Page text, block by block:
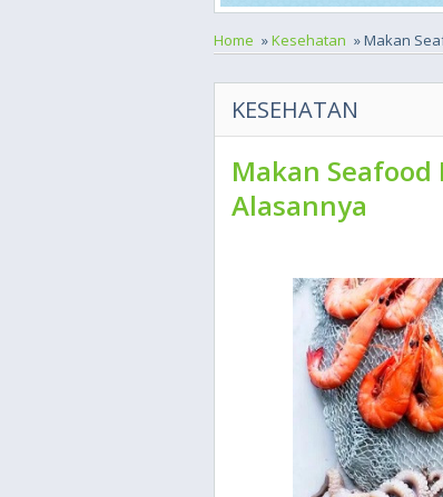
Home »Kesehatan » Makan
KESEHATAN
Makan
Alasannya